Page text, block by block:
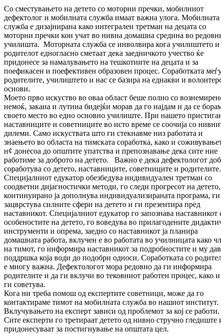
Со сместувањето на детето со моторни пречки, мобилниот
дефектолог и мобилната служба имаат важна улога. Мобилната
служба е дизајнирана како интегрален третман на децата со
моторни пречки кои учат во нивна домашна средина во
училишта. Моторната служба се инволвира кога училиштето и
родителот едногласно сметаат дека заедничкото учество ќе
придонесе за намалувањето на тешкотиите на децата и за
поефикасен и поефективен образовен процес. Соработката
родителите, училиштето и нас се базира на еднакви и
основи.
Моето прво искуство во оваа област беше полно со
немоќ, закана и лутина бидејќи морав да го најдам и да се
своето место во едно основно училиште. При нашето
наставниците и советниците во исто време се соочија со
дилеми. Само искуствата што ги стекнавме низ работата и
знаењето во областа на тимската соработка, како и
н¢ донесоа до општите упатства и препознавање дека сите ние
работиме за доброто на детето. Важно е дека дефектологот
соработува со детето, наставниците, советниците и родителите.
Специјалниот едукатор обезбедува индивидуален третман со
соодветни дијагностички методи, го следи прогресот на детето,
континуирано ја дополнува индивидуализираната програма, ги
зацврстува силните сфери на детето и ги презентира пред
наставникот. Специјалниот едукатор го запознава наставникот
особеностите на детето, го воведува во прилагодените
инструменти и опрема, заедно со наставникот ја планира
домашната работа, вклучен е во работата во училницата како
на тимот, го информира наставникот за подробностите и му
поддршка која води до подобри односи. Соработката со
е многу важна. Дефектологот мора редовно да ги информира
родителите и да ги вклучи во тековниот работен процес, како
ги советува.
Кога ни треба помош од експертите советници, може да го
контактираме тимот на мобилната служба во нашиот институт.
Вклучувањето на експерт зависи од проблемот за кој се работи.
Сите експерти го третираат детето од нивно стручно гледиште
придонесуваат за постигнување на општата цел.